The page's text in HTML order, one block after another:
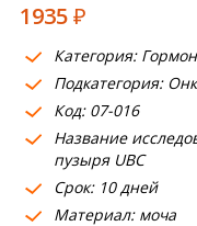
Врачи
Получить результат
Пациентам
О компании
Где сдать
1935₽
Категория:
Подкатегория:
Код: 07-016
Название
пузыря UBC
Срок: 10 дней
Материал: моча